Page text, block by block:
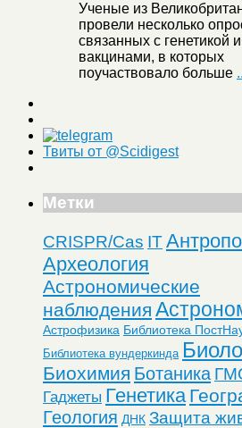
Ученые из
провели несколько
связанных с генетикой и
вакцинами, в которых
поучаствовало больше
Твиты от @Scidigest
Метки
CRISPR/Cas IT
Археология
Астрономические
наблюдения
Астрофизика Библиотека
Библиотека вундеркинда
Биохимия Ботаника
Гаджеты Генетика
Геология ДНК Защита